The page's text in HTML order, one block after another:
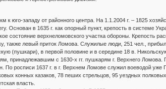
к юго-западу от районного центра. На 1.1.2004 г. – 1825
Основан в 1635 г. как опорный пункт, крепость в системе
состояние верхнеломовского участка обороны. Крепость
также левый приток Ломова. Служилые люди, 251 чел.,
(пушкари), в первой половине и в середине 18 в.
принадлежавшим с 1630-х гг. пушкарям г. Верхнего
По росписи 1637 г. в г. Верхнем Ломове служил воеводой
конных казаков, 78 пеших стрельцов, 95 уездных
власть.